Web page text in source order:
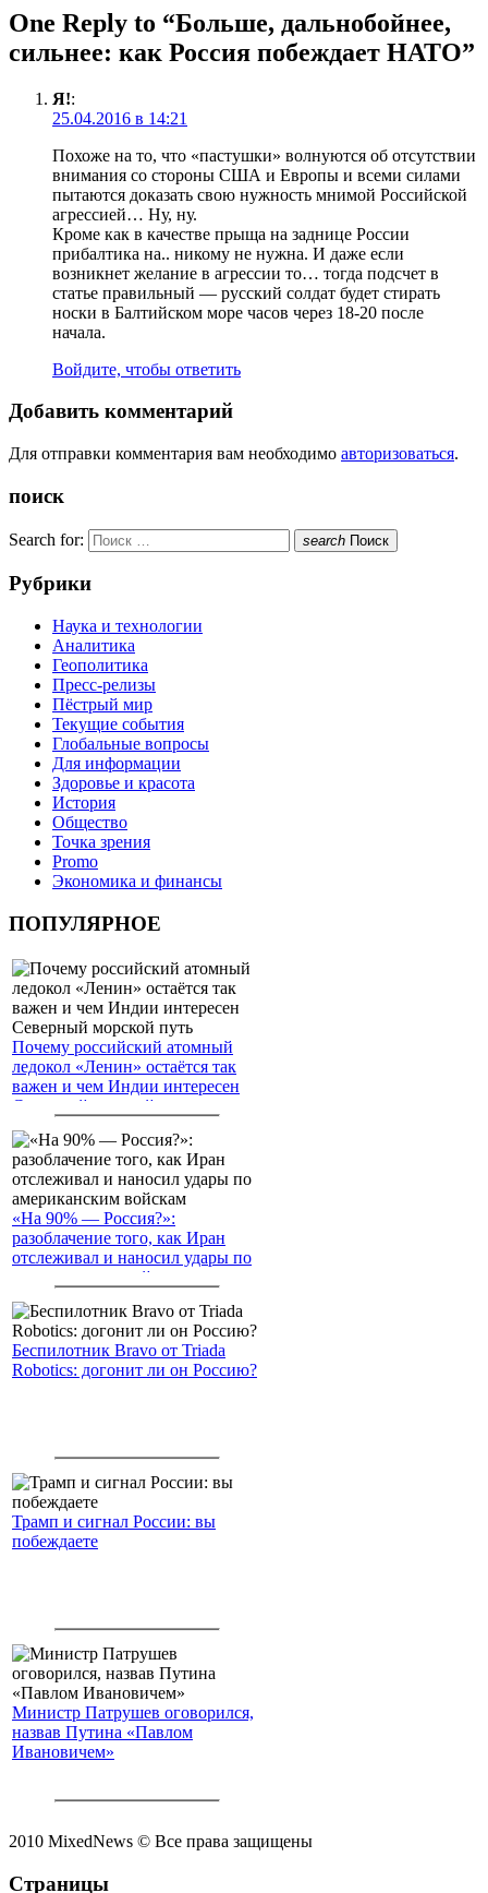
One Reply to “Больше, дальнобойнее,
сильнее: как Россия побеждает НАТО”
Я!:
25.04.2016 в 14:21
Похоже на то, что «пастушки» волнуются об отсутствии
внимания со стороны США и Европы и всеми силами
пытаются доказать свою нужность мнимой Российской
агрессией… Ну, ну.
Кроме как в качестве прыща на заднице России
прибалтика на.. никому не нужна. И даже если
возникнет желание в агрессии то… тогда подсчет в
статье правильный — русский солдат будет стирать
носки в Балтийском море часов через 18-20 после
начала.
Войдите, чтобы ответить
Добавить комментарий
Для отправки комментария вам необходимо авторизоваться.
поиск
Search for: search Поиск
Рубрики
Наука и технологии
Аналитика
Геополитика
Пресс-релизы
Пёстрый мир
Текущие события
Глобальные вопросы
Для информации
Здоровье и красота
История
Общество
Точка зрения
Promo
Экономика и финансы
ПОПУЛЯРНОЕ
Почему российский атомный
ледокол «Ленин» остаётся так
важен и чем Индии интересен
Северный морской путь
«На 90% — Россия?»:
разоблачение того, как Иран
отслеживал и наносил удары по
американским войскам
Беспилотник Bravo от Triada
Robotics: догонит ли он Россию?
Трамп и сигнал России: вы
побеждаете
Министр Патрушев оговорился,
назвав Путина «Павлом
Ивановичем»
2010 MixedNews © Все права защищены
Страницы